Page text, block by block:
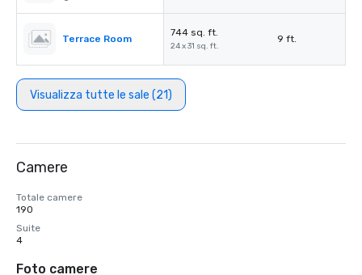
Terrace Room
744 sq. ft.
24 x 31 sq. ft.
9 ft.
Visualizza tutte le sale (21)
Camere
Totale camere
190
Suite
4
Foto camere